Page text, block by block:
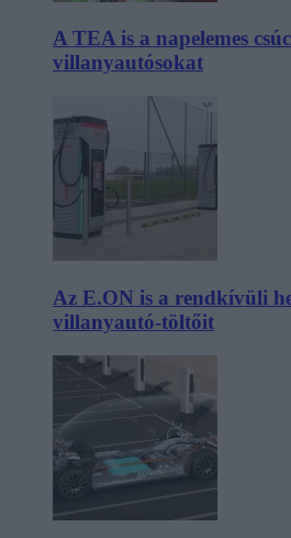
A TEA is a napelemes
villanyautósokat
Az E.ON is a rendkívüli
villanyautó-töltőit